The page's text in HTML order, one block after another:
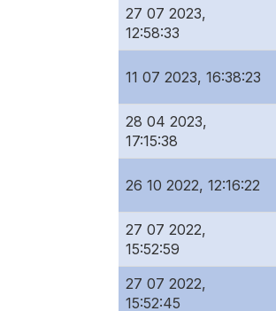
27 07 2023,
12:58:33
11 07 2023, 16:38:23
28 04 2023,
17:15:38
26 10 2022, 12:16:22
27 07 2022,
15:52:59
27 07 2022,
15:52:45